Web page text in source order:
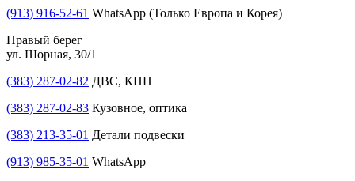
(913) 916-52-61 WhatsApp (Только Европа и Корея)
Правый берег
ул. Шорная, 30/1
(383) 287-02-82 ДВС, КПП
(383) 287-02-83 Кузовное, оптика
(383) 213-35-01 Детали подвески
(913) 985-35-01 WhatsApp